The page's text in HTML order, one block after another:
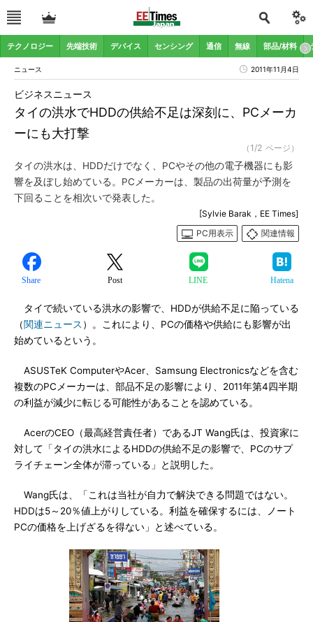
テクノロジー 先端技術 デバイス センシング 通信 無線 部品/材料
ニュース 2011年11月4日
タイの洪水でHDDの供給不足は深刻に、PCメーカ
ーにも大打撃
ビジネスニュース
（1/2 ページ）
タイの洪水は、HDDだけでなく、PCやその他の電子機器にも影
響を及ぼし始めている。PCメーカーは、製品の出荷量が予測を
下回ることを相次いで発表した。
[Sylvie Barak，EE Times]
PC用表示
関連情報
Share Post LINE Hatena
タイで続いている洪水の影響で、HDDが供給不足に陥っている
（関連ニュース ）。これにより、PCの価格や供給にも影響が出
始めているという。
ASUSTeK ComputerやAcer、Samsung Electronicsなどを含む
複数のPCメーカーは、部品不足の影響により、2011年第4四半期
の利益が減少に転じる可能性があることを認めている。
AcerのCEO（最高経営責任者）であるJT Wang氏は、投資家に
対して「タイの洪水によるHDDの供給不足の影響で、PCのサプ
ライチェーン全体が滞っている」と説明した。
Wang氏は、「これは当社が自力で解決できる問題ではない。
HDDは5～20％値上がりしている。利益を確保するには、ノート
PCの価格を上げざるを得ない」と述べている。